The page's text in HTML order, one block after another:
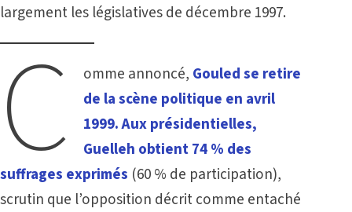
largement les législatives de décembre 1997.
C omme annoncé, Gouled se retire
de la scène politique en avril
1999. Aux présidentielles,
Guelleh obtient 74 % des
suffrages exprimés (60 % de participation),
scrutin que l’opposition décrit comme entaché